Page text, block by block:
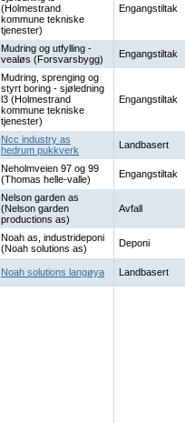
(Holmestrand
kommune tekniske
tjenester)
Engangstiltak
Mudring og utfylling -
vealøs (Forsvarsbygg)
Engangstiltak
Mudring, sprenging og
styrt boring - sjøledning
l3 (Holmestrand
kommune tekniske
tjenester)
Engangstiltak
Ncc industry as
hedrum pukkverk
Landbasert
Neholmveien 97 og 99
(Thomas helle-valle)
Engangstiltak
Nelson garden as
(Nelson garden
productions as)
Avfall
Noah as, industrideponi
(Noah solutions as)
Deponi
Noah solutions langøya Landbasert